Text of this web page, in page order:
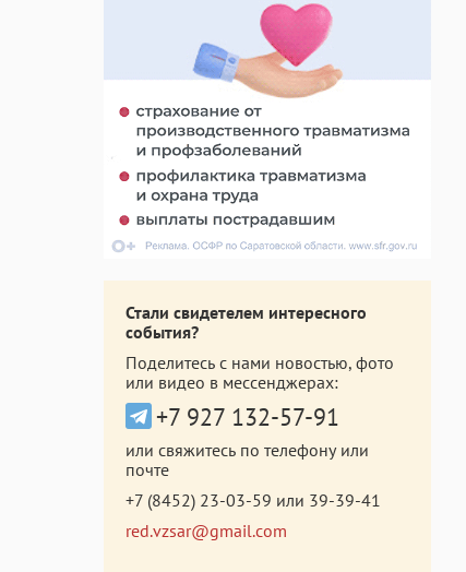
Стали свидетелем интересного
события?
Поделитесь с нами новостью, фото
или видео в мессенджерах:
+7 927 132-57-91
или свяжитесь по телефону или
почте
+7 (8452) 23-03-59 или 39-39-41
red.vzsar@gmail.com